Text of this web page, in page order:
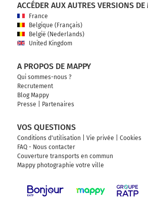
ACCÉDER AUX AUTRES VERSIONS DE
France
Belgique (Français)
België (Nederlands)
United Kingdom
A PROPOS DE MAPPY
Qui sommes-nous ?
Recrutement
Blog Mappy
Presse
Partenaires
VOS QUESTIONS
Conditions d'utilisation Vie privée
Cookies
FAQ - Nous contacter
Couverture transports en commun
Mappy photographie votre ville